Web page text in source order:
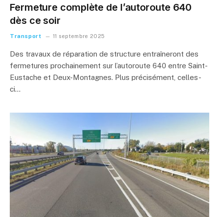
Fermeture complète de l’autoroute 640
dès ce soir
Transport 11 septembre 2025
Des travaux de réparation de structure entraîneront des
fermetures prochainement sur l’autoroute 640 entre Saint-
Eustache et Deux-Montagnes. Plus précisément, celles-
ci…